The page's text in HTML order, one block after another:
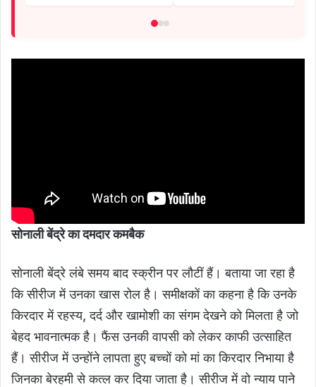
सोनाली बेंद्रे का दमदार कमबैक
सोनाली बेंद्रे लंबे समय बाद स्क्रीन पर लौटीं हैं। बताया जा रहा है
कि सीरीज में उनका खास रोल है। समीक्षकों का कहना है कि उनके
किरदार में रहस्य, दर्द और खामोशी का संगम देखने को मिलता है जो
बेहद भावनात्मक है। फैंस उनकी वापसी को लेकर काफी उत्साहित
हैं। सीरीज में उन्होंने लापता हुए बच्चों को मां का किरदार निभाया है
जिनका बेरहमी से कत्ल कर दिया जाता है। सीरीज में वो न्याय पाने